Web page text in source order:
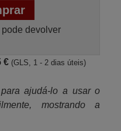
devolver
€ (GLS, 1 - 2 dias úteis)
ajudá-lo a usar o
mostrando a